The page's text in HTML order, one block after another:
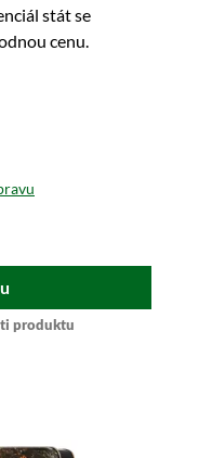
stát se
cenu.
produktu